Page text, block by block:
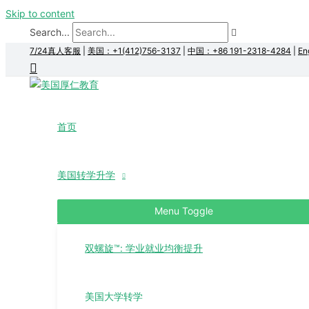
Skip to content
Search...
7/24真人客服 美国：+1(412)756-3137 中国：+86 191-2318-4284
首页
美国转学升学
Menu Toggle
双螺旋™: 学业就业均衡提升
美国大学转学